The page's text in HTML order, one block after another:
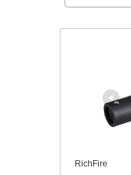
RichFire